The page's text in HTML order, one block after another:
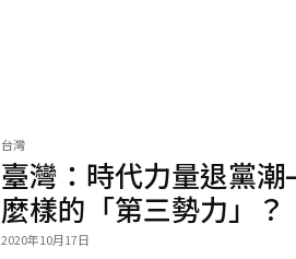
台灣
臺灣：時代力量退黨
麼樣的「第三勢力」？
2020年10月17日